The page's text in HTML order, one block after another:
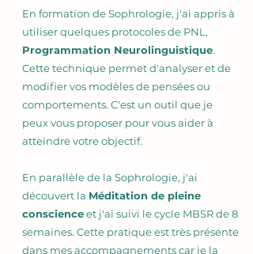
En formation de Sophrologie, j'ai appris à
utiliser quelques protocoles de PNL,
Programmation Neurolinguistique.
Cette technique permet d'analyser et de
modifier vos modèles de pensées ou
comportements. C'est un outil que je
peux vous proposer pour vous aider à
atteindre votre objectif.
En parallèle de la Sophrologie, j'ai
découvert la Méditation de pleine
conscienceet j'ai suivi le cycle MBSR de 8
semaines. Cette pratique est très présente
dans mes accompagnements car je la